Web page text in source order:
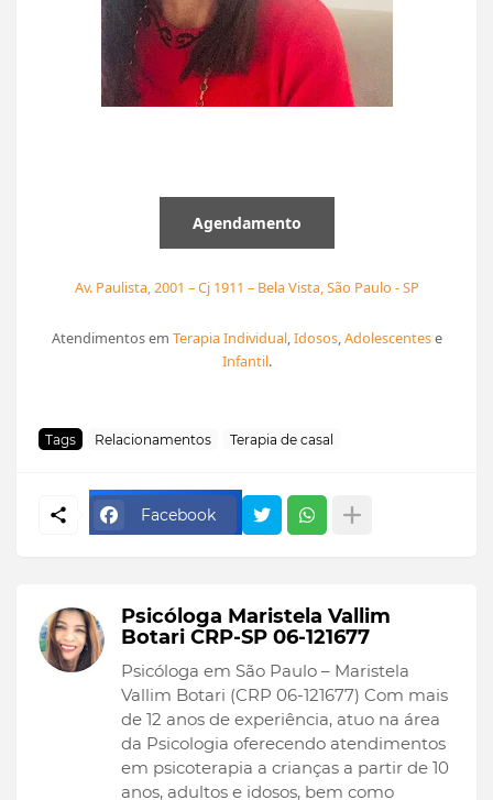
Agendamento
Av. Paulista, 2001 – Cj 1911 – Bela Vista, São Paulo - SP
Atendimentos em Terapia Individual,Idosos,Adolescentese
Infantil.
Tags Relacionamentos Terapia de casal
Facebook
Psicóloga Maristela Vallim
Botari CRP-SP 06-121677
Psicóloga em São Paulo – Maristela
Vallim Botari (CRP 06-121677) Com mais
de 12 anos de experiência, atuo na área
da Psicologia oferecendo atendimentos
em psicoterapia a crianças a partir de 10
anos, adultos e idosos, bem como